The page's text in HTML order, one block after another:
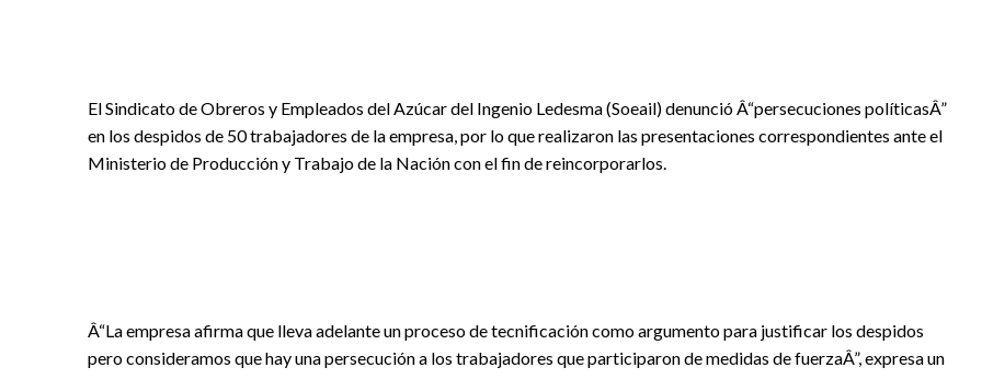
El Sindicato de Obreros y Empleados del Azúcar del Ingenio Ledesma (Soeail) denunció Â“persecuciones políticasÂ”
en los despidos de 50 trabajadores de la empresa, por lo que realizaron las presentaciones correspondientes ante el
Ministerio de Producción y Trabajo de la Nación con el fin de reincorporarlos.
Â“La empresa afirma que lleva adelante un proceso de tecnificación como argumento para justificar los despidos
pero consideramos que hay una persecución a los trabajadores que participaron de medidas de fuerzaÂ”, expresa un